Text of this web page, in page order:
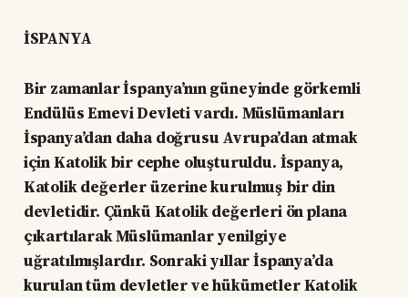
İSPANYA
Bir zamanlar İspanya’nın güneyinde görkemli
Endülüs Emevi Devleti vardı. Müslümanları
İspanya’dan daha doğrusu Avrupa’dan atmak
için Katolik bir cephe oluşturuldu. İspanya,
Katolik değerler üzerine kurulmuş bir din
devletidir. Çünkü Katolik değerleri ön plana
çıkartılarak Müslümanlar yenilgiye
uğratılmışlardır. Sonraki yıllar İspanya’da
kurulan tüm devletler ve hükümetler Katolik